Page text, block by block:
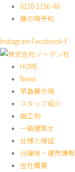
ス
キ
0120-1156-48
展示場予約
Instagram Facebook-f
HOME
News
早島展示場
スタッフ紹介
施工例
一級建築士
仕様と保証
分譲地・建売情報
会社概要